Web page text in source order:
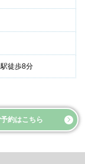
徒歩8分
約はこちら